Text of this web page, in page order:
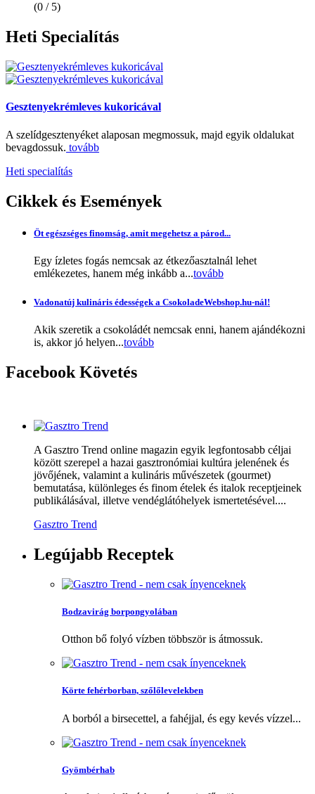
(0 / 5)
Heti Specialítás
Gesztenyekrémleves kukoricával
A szelídgesztenyéket alaposan megmossuk, majd egyik oldalukat
bevagdossuk. tovább
Heti specialítás
Cikkek és Események
Öt egészséges finomság, amit megehetsz a párod...
Egy ízletes fogás nemcsak az étkezőasztalnál lehet
emlékezetes, hanem még inkább a...tovább
Vadonatúj kulináris édességek a CsokoladeWebshop.hu-nál!
Akik szeretik a csokoládét nemcsak enni, hanem ajándékozni
is, akkor jó helyen...tovább
Facebook Követés
A Gasztro Trend online magazin egyik legfontosabb céljai
között szerepel a hazai gasztronómiai kultúra jelenének és
jövőjének, valamint a kulináris művészetek (gourmet)
bemutatása, különleges és finom ételek és italok receptjeinek
publikálásával, illetve vendéglátóhelyek ismertetésével....
Gasztro Trend
Legújabb Receptek
Bodzavirág borpongyolában
Otthon bő folyó vízben többször is átmossuk.
Körte fehérborban, szőlőlevelekben
A borból a birsecettel, a fahéjjal, és egy kevés vízzel...
Gyömbérhab